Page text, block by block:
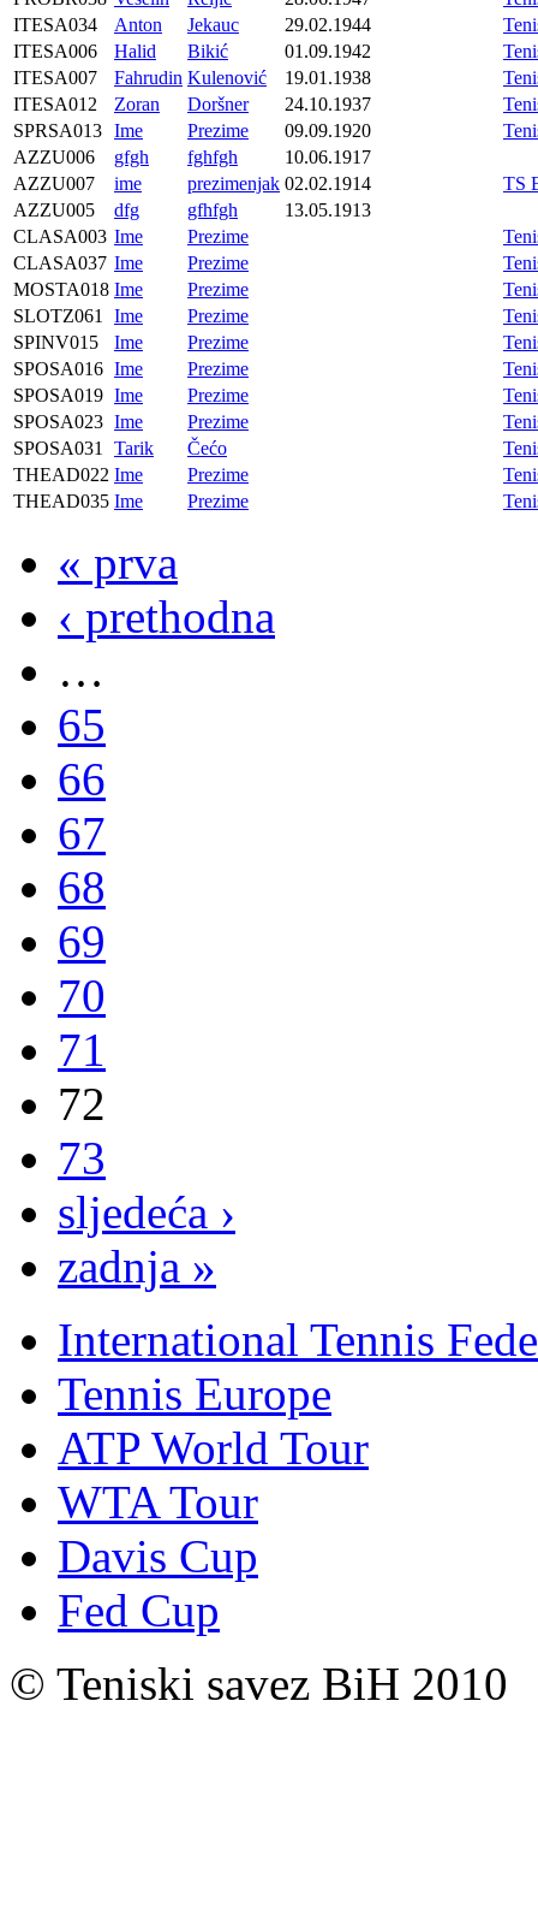
ITESA034
Anton Jekauc 29.02.1944
ITESA006
Halid Bikić 01.09.1942
ITESA007
Fahrudin Kulenović 19.01.1938
ITESA012
Zoran Doršner 24.10.1937
SPRSA013 Ime Prezime 09.09.1920
AZZU006
gfgh fghfgh
10.06.1917
AZZU007
ime prezimenjak 02.02.1914
TS
AZZU005
dfg gfhfgh
13.05.1913
CLASA003 Ime Prezime
CLASA037 Ime Prezime
MOSTA018 Ime Prezime
SLOTZ061
Ime Prezime
SPINV015
Ime Prezime
SPOSA016 Ime Prezime
SPOSA019 Ime Prezime
SPOSA023 Ime Prezime
SPOSA031
Tarik Čećo
THEAD022 Ime Prezime
THEAD035 Ime Prezime
« prva
‹ prethodna
…
65
66
67
68
69
70
71
72
73
sljedeća ›
zadnja »
International Tennis
Tennis Europe
ATP World Tour
WTA Tour
Davis Cup
Fed Cup
© Teniski savez BiH 2010